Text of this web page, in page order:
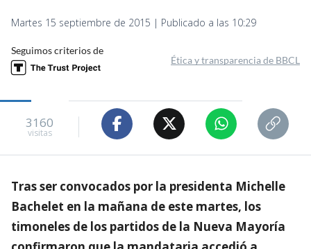
Martes 15 septiembre de 2015 | Publicado a las 10:29
Seguimos criterios de
Ética y transparencia de BBCL
3160
visitas
Tras ser convocados por la presidenta Michelle
Bachelet en la mañana de este martes, los
timoneles de los partidos de la Nueva Mayoría